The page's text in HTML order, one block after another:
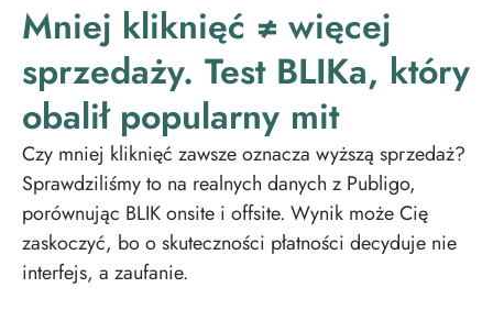
Mniej kliknięć ≠ więcej
sprzedaży. Test BLIKa, który
obalił popularny mit
Czy mniej kliknięć zawsze oznacza wyższą sprzedaż?
Sprawdziliśmy to na realnych danych z Publigo,
porównując BLIK onsite i offsite. Wynik może Cię
zaskoczyć, bo o skuteczności płatności decyduje nie
interfejs, a zaufanie.